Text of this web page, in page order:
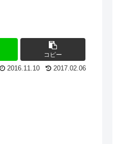
コピー
2017.02.06
2016.11.10